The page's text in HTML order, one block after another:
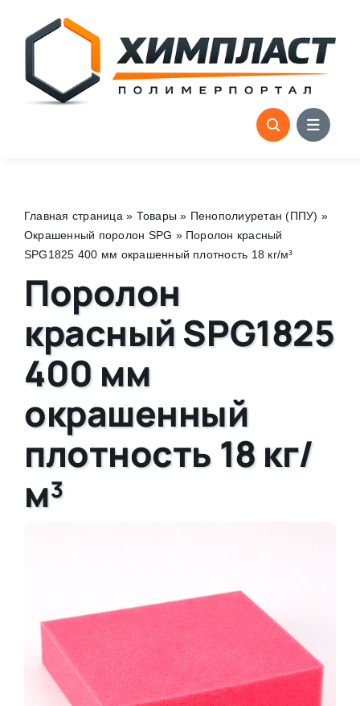
content
Главная страница » Товары » Пенополиуретан (ППУ) »
Окрашенный поролон SPG » Поролон красный
SPG1825 400 мм окрашенный плотность 18 кг/м³
Поролон
красный SPG1825
400 мм
окрашенный
плотность 18 кг/
м³